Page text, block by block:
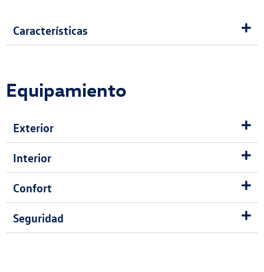
Características
Equipamiento
Exterior
Interior
Confort
Seguridad